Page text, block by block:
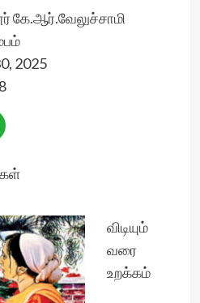
கே.ஆர்.வேலுச்சாமி
2025
விடியும்
வரை
உறக்கம்